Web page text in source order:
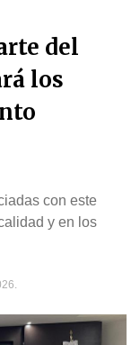
del
los
con este
y en los